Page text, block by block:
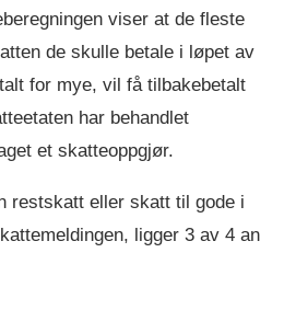
viser at de fleste
de skulle betale i løpet av
for mye, vil få tilbakebetalt
har behandlet
et skatteoppgjør.
restskatt eller skatt til gode i
ligger 3 av 4 an